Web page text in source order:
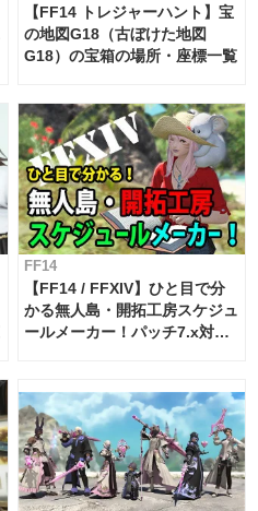
【FF14 トレジャーハント】宝
の地図G18（古ぼけた地図
G18）の宝箱の場所・座標一覧
FF14
【FF14 / FFXIV】ひと目で分
かる無人島・開拓工房スケジュ
ールメーカー！パッチ7.x対応